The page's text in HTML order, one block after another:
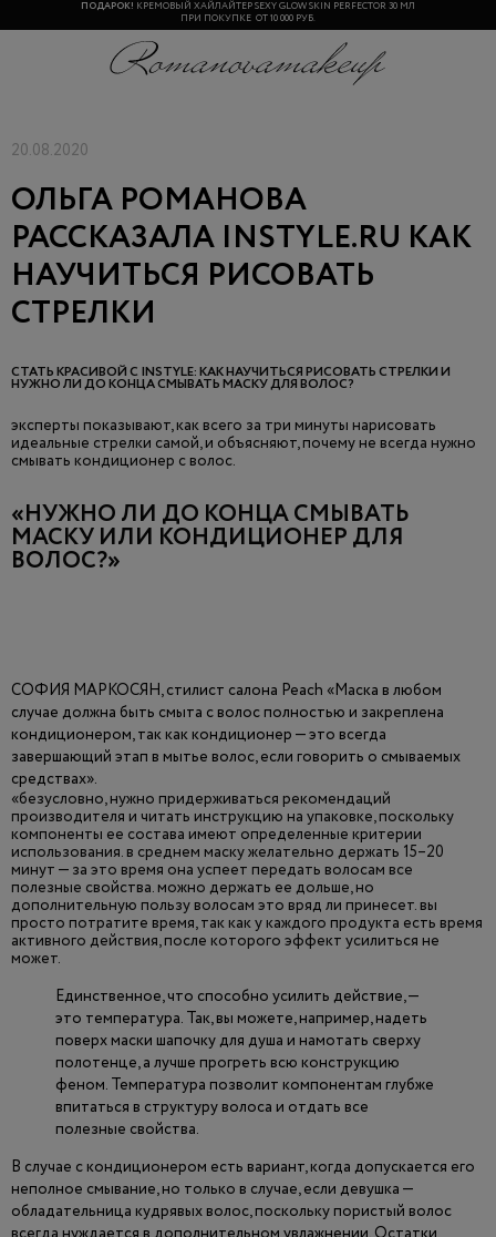
ПОДАРОК! КРЕМОВЫЙ ХАЙЛАЙТЕР SEXY GLOW SKIN PERFECTOR 30 МЛ
ПРИ ПОКУПКЕ ОТ 10 000 РУБ.
20.08.2020
ОЛЬГА РОМАНОВА
РАССКАЗАЛА INSTYLE.RU КАК
НАУЧИТЬСЯ РИСОВАТЬ
СТРЕЛКИ
СТАТЬ КРАСИВОЙ С INSTYLE: КАК НАУЧИТЬСЯ РИСОВАТЬ СТРЕЛКИ И
НУЖНО ЛИ ДО КОНЦА СМЫВАТЬ МАСКУ ДЛЯ ВОЛОС?
эксперты показывают, как всего за три минуты нарисовать
идеальные стрелки самой, и объясняют, почему не всегда нужно
смывать кондиционер с волос.
«НУЖНО ЛИ ДО КОНЦА СМЫВАТЬ
МАСКУ ИЛИ КОНДИЦИОНЕР ДЛЯ
ВОЛОС?»
СОФИЯ МАРКОСЯН, стилист салона Peach «Маска в любом
случае должна быть смыта с волос полностью и закреплена
кондиционером, так как кондиционер — это всегда
завершающий этап в мытье волос, если говорить о смываемых
средствах».
«безусловно, нужно придерживаться рекомендаций
производителя и читать инструкцию на упаковке, поскольку
компоненты ее состава имеют определенные критерии
использования. в среднем маску желательно держать 15–20
минут — за это время она успеет передать волосам все
полезные свойства. можно держать ее дольше, но
дополнительную пользу волосам это вряд ли принесет. вы
просто потратите время, так как у каждого продукта есть время
активного действия, после которого эффект усилиться не
может.
Единственное, что способно усилить действие, —
это температура. Так, вы можете, например, надеть
поверх маски шапочку для душа и намотать сверху
полотенце, а лучше прогреть всю конструкцию
феном. Температура позволит компонентам глубже
впитаться в структуру волоса и отдать все
полезные свойства.
В случае с кондиционером есть вариант, когда допускается его
неполное смывание, но только в случае, если девушка —
обладательница кудрявых волос, поскольку пористый волос